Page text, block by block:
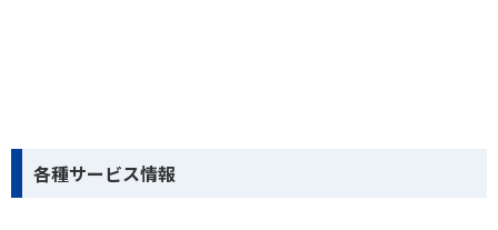
各種サービス情報